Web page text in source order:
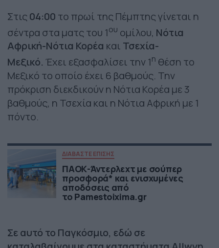
Στις04:00 το πρωί της Πέμπτης γίνεται η
σέντρα στα ματς του 1ου ομίλου, Νότια
Αφρική-Νότια Κορέα και Τσεχία-
Μεξικό. Έχει εξασφαλίσει την 1η θέση το
Μεξικό το οποίο έχει 6 βαθμούς. Την
πρόκριση διεκδικούν η Νότια Κορέα με 3
βαθμούς, η Τσεχία και η Νότια Αφρική με 1
πόντο.
ΔΙΑΒΑΣΤΕ ΕΠΙΣΗΣ
ΠΑΟΚ-Άντερλεχτ με σούπερ
προσφορά* και ενισχυμένες
αποδόσεις από
το Pamestoixima.gr
Σε αυτό το Παγκόσμιο, εδώ σε